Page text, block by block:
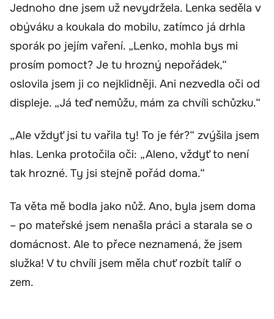
Jednoho dne jsem už nevydržela. Lenka seděla v
obýváku a koukala do mobilu, zatímco já drhla
sporák po jejím vaření. „Lenko, mohla bys mi
prosím pomoct? Je tu hrozný nepořádek,“
oslovila jsem ji co nejklidněji. Ani nezvedla oči od
displeje. „Já teď nemůžu, mám za chvíli schůzku.“
„Ale vždyť jsi tu vařila ty! To je fér?“ zvýšila jsem
hlas. Lenka protočila oči: „Aleno, vždyť to není
tak hrozné. Ty jsi stejně pořád doma.“
Ta věta mě bodla jako nůž. Ano, byla jsem doma
– po mateřské jsem nenašla práci a starala se o
domácnost. Ale to přece neznamená, že jsem
služka! V tu chvíli jsem měla chuť rozbít talíř o
zem.